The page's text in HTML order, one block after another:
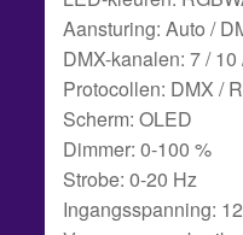
Aansturing: Auto /
DMX-kanalen: 7 / 10
Protocollen: DMX /
Scherm: OLED
Dimmer: 0-100 %
Strobe: 0-20 Hz
Ingangsspanning: